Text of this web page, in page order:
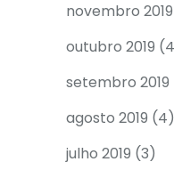
novembro 2019
outubro 2019
setembro 2019
agosto 2019 (4)
julho 2019 (3)